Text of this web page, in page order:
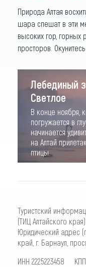
Природа Алтая
шара спешат в эти
высоких гор, горных
просторов.
Лебединый
Светлое
В конце ноября,
погружается в
начинается
на Алтай
птицы.
Туристский
(ТИЦ Алтайского края)
Юридический адрес
край, г. Барнаул,
ИНН 2225223458 КПП